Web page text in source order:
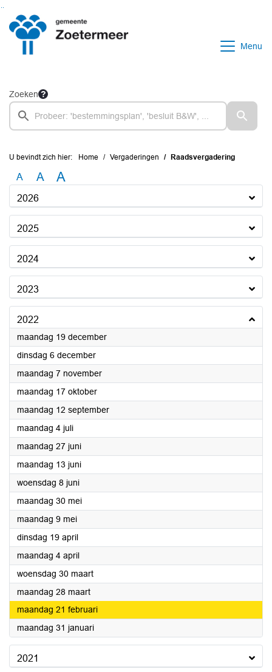
Ga naar de inhoud van deze pagina
Ga naar het zoeken
Ga naar het menu
Menu
Zoeken
U bevindt zich hier: Home Vergaderingen Raadsvergadering
A A A
2026
2025
2024
2023
2022
maandag 19 december2022
dinsdag 6 december2022
maandag 7 november2022
maandag 17 oktober2022
maandag 12 september2022
maandag 4 juli2022
maandag 27 juni2022
maandag 13 juni2022
woensdag 8 juni2022
maandag 30 mei2022
maandag 9 mei2022
dinsdag 19 april2022
maandag 4 april2022
woensdag 30 maart2022
maandag 28 maart2022
maandag 21 februari2022
maandag 31 januari2022
2021